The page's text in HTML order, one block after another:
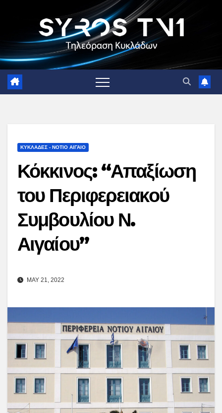
ΚΥΚΛΑΔΕΣ - ΝΟΤΙΟ ΑΙΓΑΙΟ
Κόκκινος: “Απαξίωση
του Περιφερειακού
Συμβουλίου Ν.
Αιγαίου”
MAY 21, 2022